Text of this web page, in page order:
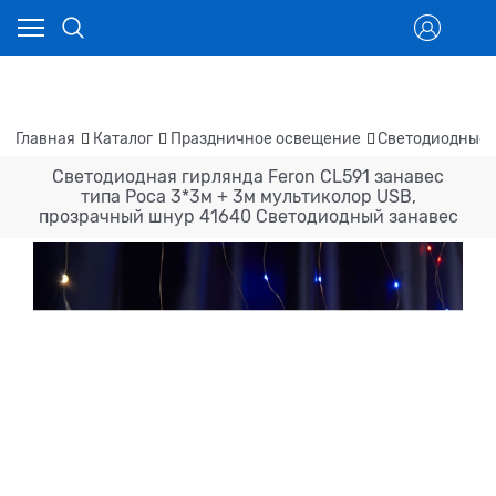
Главная Каталог Праздничное освещение Светодиодные
Светодиодная гирлянда Feron CL591 занавес
типа Роса 3*3м + 3м мультиколор USB,
прозрачный шнур 41640 Светодиодный занавес